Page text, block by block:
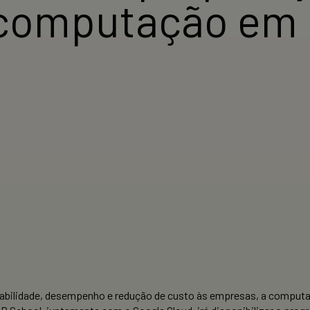
em
desempenho e redução de custo às empresas, a